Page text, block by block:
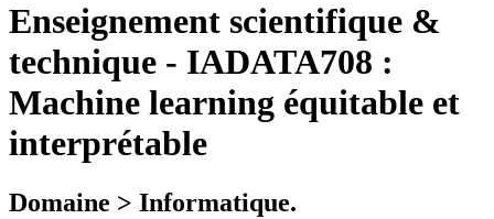
Enseignement scientifique &
technique - IADATA708 :
Machine learning équitable et
interprétable
Domaine > Informatique.